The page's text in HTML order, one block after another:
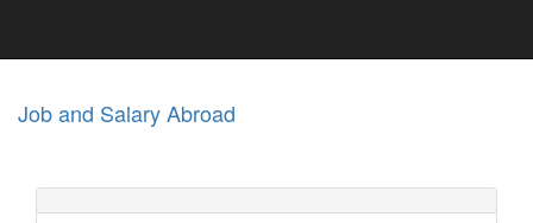
Job and Salary Abroad